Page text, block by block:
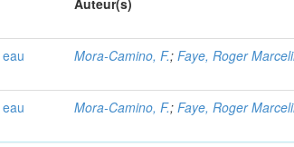
Mora-Camino, F.;Faye, Roger
Mora-Camino, F.;Faye, Roger